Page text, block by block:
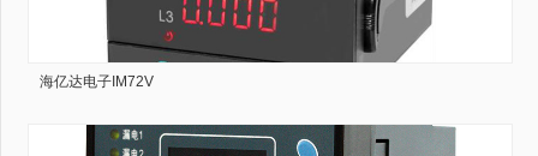
海亿达电子IM72V